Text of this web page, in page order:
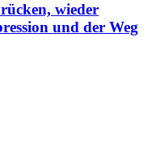
wieder
und der Weg